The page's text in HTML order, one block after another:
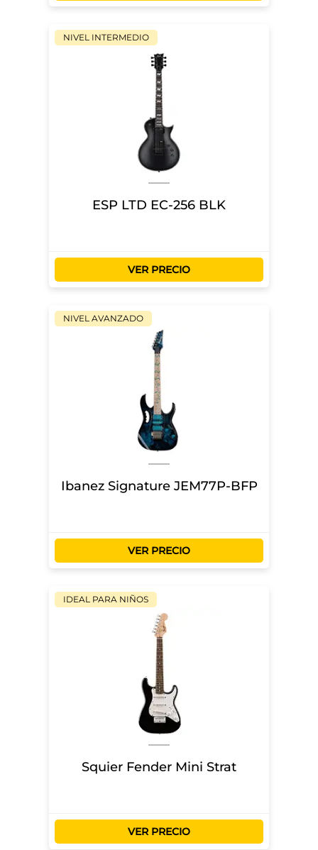
NIVEL INTERMEDIO
ESP LTD EC-256 BLK
VER PRECIO
NIVEL AVANZADO
Ibanez Signature JEM77P-BFP
VER PRECIO
IDEAL PARA NIÑOS
Squier Fender Mini Strat
VER PRECIO